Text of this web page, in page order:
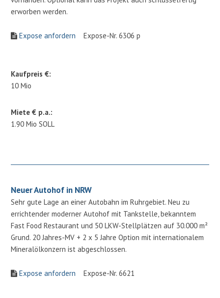
erworben werden.
Expose anfordern Expose-Nr. 6306 p
Kaufpreis €:
10 Mio
Miete € p.a.:
1.90 Mio SOLL
Neuer Autohof in NRW
Sehr gute Lage an einer Autobahn im Ruhrgebiet. Neu zu
errichtender moderner Autohof mit Tankstelle, bekanntem
Fast Food Restaurant und 50 LKW-Stellplätzen auf 30.000 m²
Grund. 20 Jahres-MV + 2 x 5 Jahre Option mit internationalem
Mineralölkonzern ist abgeschlossen.
Expose anfordern Expose-Nr. 6621